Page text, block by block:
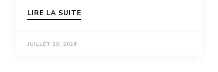
LIRE LA SUITE
JUILLET 20, 2026